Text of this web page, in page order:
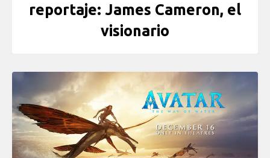
reportaje: James Cameron, el
visionario